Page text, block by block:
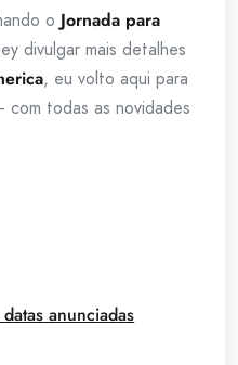
o Jornada para
divulgar mais detalhes
, eu volto aqui para
todas as novidades
anunciadas